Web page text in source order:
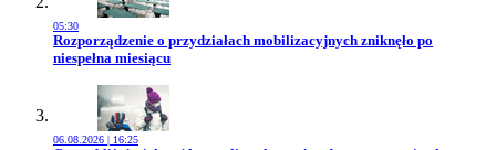
05:30
Przejdź do artykułu:
Rozporządzenie o przydziałach mobilizacyjnych zniknęło po
niespełna miesiącu
06.08.2026 | 16:25